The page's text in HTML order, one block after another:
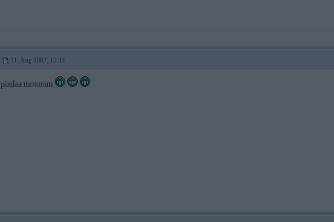
11. Aug 2007, 12:16
pizdaa motoram